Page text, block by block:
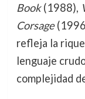
Book(1988),
Corsage
refleja la
lenguaje
complejidad